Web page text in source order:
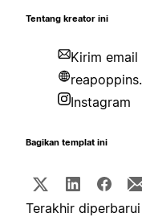
Tentang kreator ini
Kirim
Instagram
Bagikan templat ini
Terakhir